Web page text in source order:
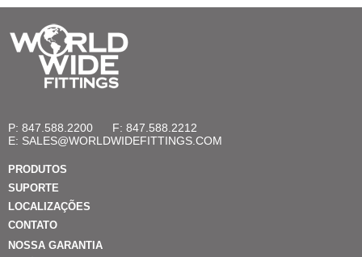
P: 847.588.2200
F: 847.588.2212
E: SALES@WORLDWIDEFITTINGS.COM
PRODUTOS
SUPORTE
LOCALIZAÇÕES
CONTATO
NOSSA GARANTIA